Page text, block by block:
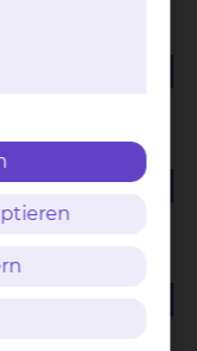
165.42 KB